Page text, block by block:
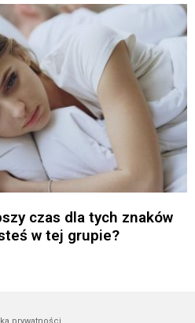
czas dla tych znaków
w tej grupie?